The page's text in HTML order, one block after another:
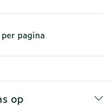
per pagina
op